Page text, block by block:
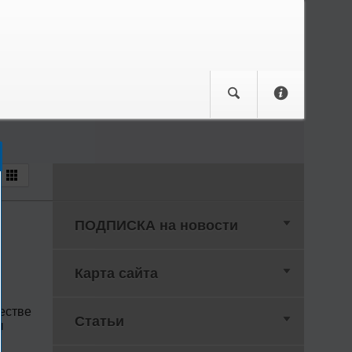
ПОДПИСКА на новости
Карта сайта
Статьи